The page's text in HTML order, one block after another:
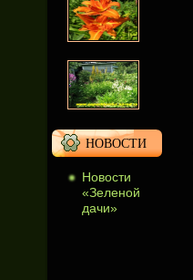
НОВОСТИ
Новости
«Зеленой
дачи»